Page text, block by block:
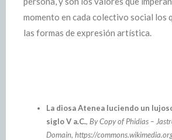
momento en cada colectivo social los
las formas de expresión artística.
La diosa Atenea luciendo un
siglo V a.C., By Copy of Phidias –
Domain, https://